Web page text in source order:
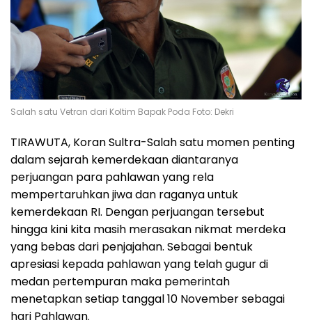
Salah satu Vetran dari Koltim Bapak Poda Foto: Dekri
TIRAWUTA, Koran Sultra-Salah satu momen penting
dalam sejarah kemerdekaan diantaranya
perjuangan para pahlawan yang rela
mempertaruhkan jiwa dan raganya untuk
kemerdekaan RI. Dengan perjuangan tersebut
hingga kini kita masih merasakan nikmat merdeka
yang bebas dari penjajahan. Sebagai bentuk
apresiasi kepada pahlawan yang telah gugur di
medan pertempuran maka pemerintah
menetapkan setiap tanggal 10 November sebagai
hari Pahlawan.